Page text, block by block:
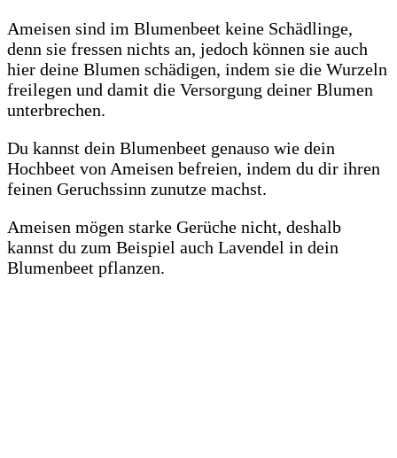
Ameisen sind im Blumenbeet keine Schädlinge,
denn sie fressen nichts an, jedoch können sie auch
hier deine Blumen schädigen, indem sie die Wurzeln
freilegen und damit die Versorgung deiner Blumen
unterbrechen.
Du kannst dein Blumenbeet genauso wie dein
Hochbeet von Ameisen befreien, indem du dir ihren
feinen Geruchssinn zunutze machst.
Ameisen mögen starke Gerüche nicht, deshalb
kannst du zum Beispiel auch Lavendel in dein
Blumenbeet pflanzen.